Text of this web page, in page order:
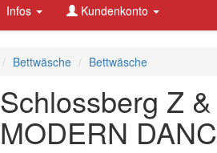
Infos Kundenkonto
Bettwäsche Bettwäsche
Schlossberg Z
MODERN